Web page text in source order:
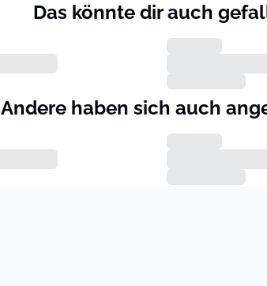
Das könnte dir auch
Andere haben sich auch